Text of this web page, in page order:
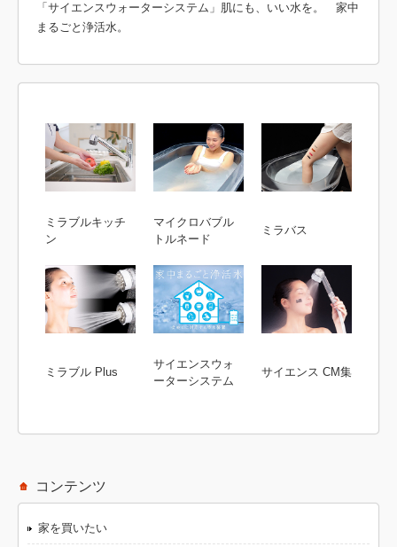
「サイエンスウォーターシステム」肌にも、いい水を。 家中
まるごと浄活水。
ミラブルキッチ
ン
マイクロバブル
トルネード
ミラバス
ミラブル Plus
サイエンスウォ
ーターシステム
サイエンス CM集
コンテンツ
家を買いたい